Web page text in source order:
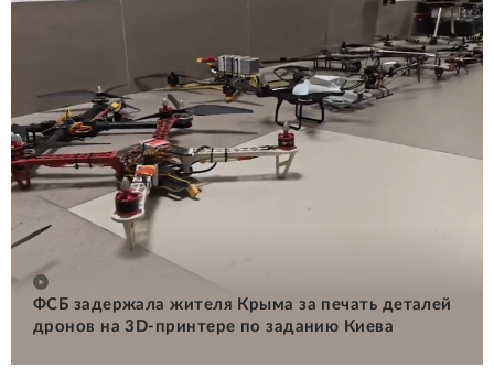
ФСБ задержала жителя Крыма за печать деталей
дронов на 3D-принтере по заданию Киева